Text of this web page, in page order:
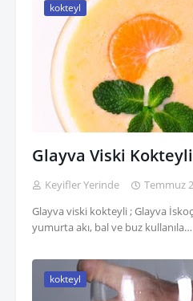
kokteyl
Glayva Viski Kokteyli
Keyifler Yerinde
Temmuz
Glayva viski kokteyli ; Glayva
yumurta akı, bal ve buz kullanıla…
kokteyl